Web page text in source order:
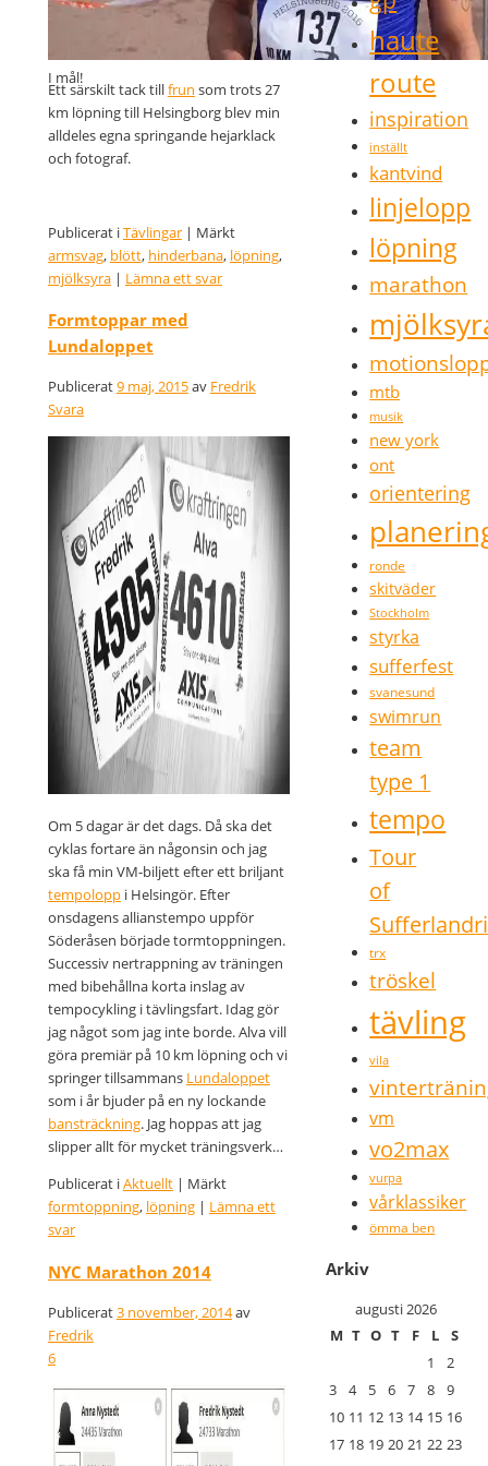
I mål!
Ett särskilt tack tillfrun som trots 27
km löpning till Helsingborg blev min
alldeles egna springande hejarklack
och fotograf.
Publicerat iTävlingar | Märkt
armsvag, blött, hinderbana, löpning,
mjölksyra | Lämna ett svar
Formtoppar med
Lundaloppet
Publicerat9 maj, 2015av Fredrik
Svara
Om 5 dagar är det dags. Då ska det
cyklas fortare än någonsin och jag
ska få min VM-biljett efter ett briljant
tempoloppi Helsingör. Efter
onsdagens allianstempo uppför
Söderåsen började tormtoppningen.
Successiv nertrappning av träningen
med bibehållna korta inslag av
tempocykling i tävlingsfart. Idag gör
jag något som jag inte borde. Alva vill
göra premiär på 10 km löpning och vi
springer tillsammans Lundaloppet
som i år bjuder på en ny lockande
bansträckning. Jag hoppas att jag
slipper allt för mycket träningsverk…
Publicerat iAktuellt | Märkt
formtoppning, löpning | Lämna ett
svar
NYC Marathon 2014
Publicerat3 november, 2014av
Fredrik
6
haute
route
inspiration
inställt
kantvind
linjelopp
löpning
marathon
mtb
musik
new york
ont
orientering
ronde
skitväder
Stockholm
styrka
sufferfest
svanesund
swimrun
team
type 1
tempo
Tour
of
trx
tröskel
tävling
vila
vm
vo2max
vurpa
vårklassiker
ömma ben
Arkiv
augusti 2026
M T O T F L
S
1
2
3
4 5 6 7 8
9
10 11 12 13 14 15 16
17 18 19 20 21 22 23